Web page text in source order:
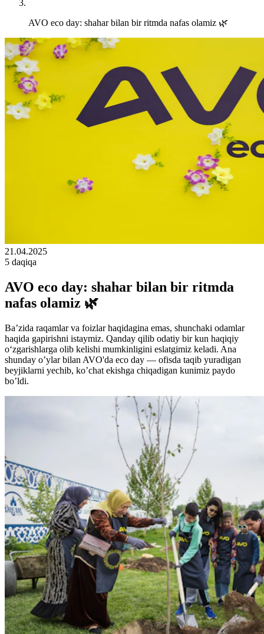
AVO eco day: shahar bilan bir ritmda nafas olamiz 🌿
21.04.2025
5 daqiqa
AVO eco day: shahar bilan bir ritmda
nafas olamiz 🌿
Ba’zida raqamlar va foizlar haqidagina emas, shunchaki odamlar
haqida gapirishni istaymiz. Qanday qilib odatiy bir kun haqiqiy
o‘zgarishlarga olib kelishi mumkinligini eslatgimiz keladi. Ana
shunday o’ylar bilan AVO'da eco day — ofisda taqib yuradigan
beyjiklarni yechib, ko’chat ekishga chiqadigan kunimiz paydo
bo’ldi.